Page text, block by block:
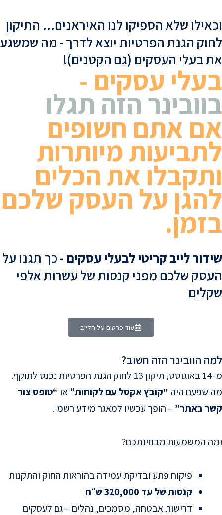
וכאילו שלא הספיקו לנו האיראנים... התיקון
לחוק הגנת הפרטיות יוצא לדרך - מה שמשגע
את בעלי העסקים (גם הקטנים)!
בעלי עסקים -
בוובינר הזה תגלו
אם אתם חשופים
לתביעות מיותרות
ותקבלו את הכלים
להגן על העסק שלכם
בזמן.
שידור לייב קריטי לבעלי עסקים- כך תגנו על
העסק שלכם מפני קנסות של עשרות אלפי
שקלים
עוד פרטים על הלייב
למה הוובינר הזה חשוב?
מ-14 באוגוסט, תיקון 13 לחוק הגנת הפרטיות נכנס לתוקף.
מה שפעם היה “קובץ אקסל עם לקוחות”או “טופס צור
קשר באתר” – הופך עכשיו למאגר מידע רשמי.
ומה המשמעות מבחינתכם?
פיקוח פתע ובדיקת עמידה בהוראות החוק והתקנות
קנסות של עד 320,000 ש״ח
דרישות אבטחה, מסמכים, נהלים – גם לעסקים
visibility_off השבת את ההבזקים
title סמן כותרות
settings צבע רקע
זום (הקטנה)
zoom_in זום (הגדלה)
remove_circle_outline הקטנת גופן
add_circle_outline הגדלת גופן
spellcheck גופן קריא
brightness_high ניגודיות בהירה
brightness_low ניגודיות כהה
format_underlined הוסף קו תחתון לקישורים
font_download
לאפס
את
כל
האפשרויות
הצהרת נגישות